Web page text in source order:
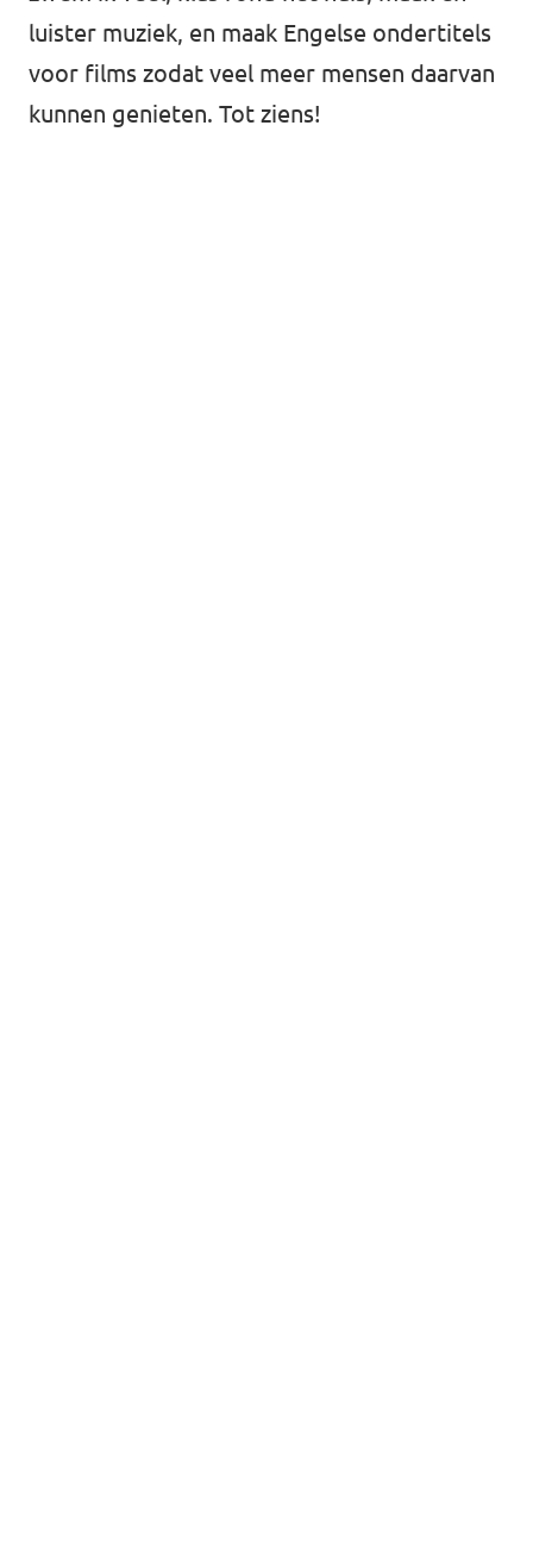
luister muziek, en maak Engelse ondertitels
voor films zodat veel meer mensen daarvan
kunnen genieten. Tot ziens!